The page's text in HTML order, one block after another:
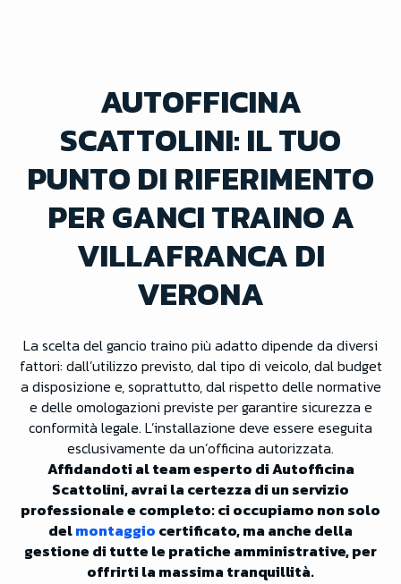
AUTOFFICINA
SCATTOLINI: IL TUO
PUNTO DI RIFERIMENTO
PER GANCI TRAINO A
VILLAFRANCA DI
VERONA
La scelta del gancio traino più adatto dipende da diversi
fattori: dall’utilizzo previsto, dal tipo di veicolo, dal budget
a disposizione e, soprattutto, dal rispetto delle normative
e delle omologazioni previste per garantire sicurezza e
conformità legale. L’installazione deve essere eseguita
esclusivamente da un’officina autorizzata.
Affidandoti al team esperto di Autofficina
Scattolini, avrai la certezza di un servizio
professionale e completo: ci occupiamo non solo
delmontaggio certificato, ma anche della
gestione di tutte le pratiche amministrative, per
offrirti la massima tranquillità.